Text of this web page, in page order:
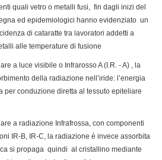
quali vetro o metalli fusi, fin dagli inizi del
ed epidemiologici hanno evidenziato un
di cataratte tra lavoratori addetti a
alle temperature di fusione
a luce visibile o Infrarosso A (I.R. - A) , la
della radiazione nell’iride: l’energia
per conduzione diretta al tessuto epiteliare
a radiazione Infrafrossa, con componenti
IR-B, IR-C, la radiazione è invece assorbita
si propaga quindi al cristallino mediante